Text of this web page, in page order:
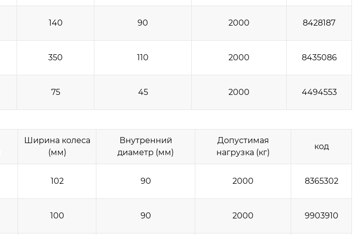
140 90 2000 8428187
350 110 2000 8435086
75 45 2000 4494553
Ширина колеса
(мм)
Внутренний
диаметр (мм)
Допустимая
нагрузка (кг)
код
102 90 2000 8365302
100 90 2000 9903910